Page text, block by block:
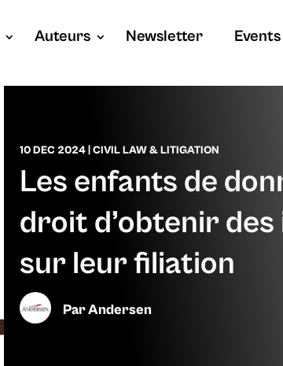
Auteurs Newsletter Events
10 DEC 2024| CIVIL LAW & LITIGATION
Les enfants de
droit d’obtenir
sur leur filiation
ParAndersen